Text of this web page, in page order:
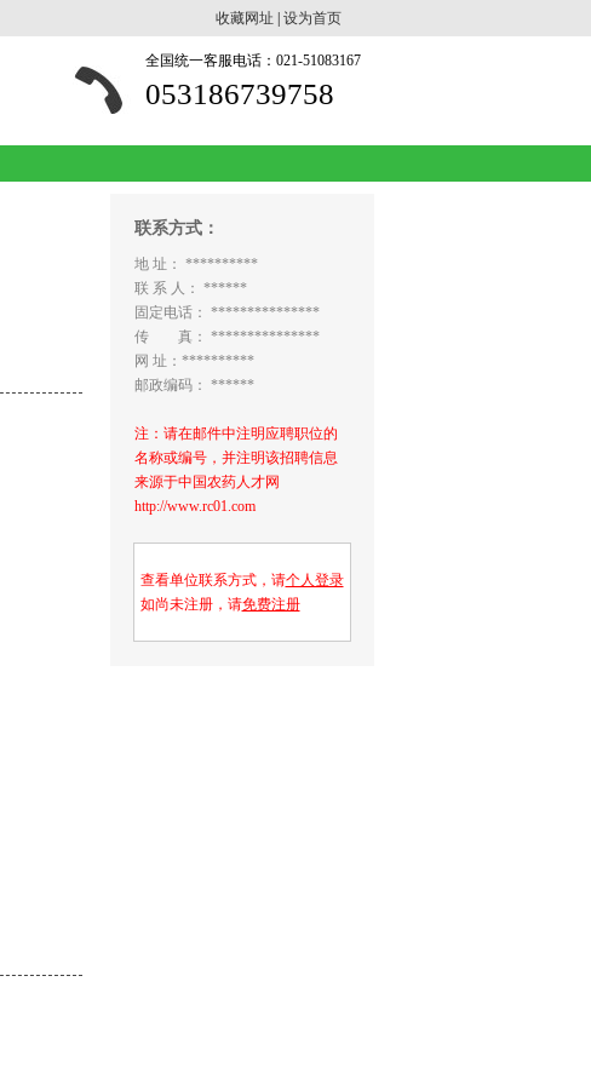
收藏网址 设为首页
全国统一客服电话：021-51083167
053186739758
联系方式：
地 址： **********
联 系 人： ******
固定电话： ***************
传 真： ***************
网 址：**********
邮政编码： ******
注：请在邮件中注明应聘职位的
名称或编号，并注明该招聘信息
来源于中国农药人才网
http://www.rc01.com
查看单位联系方式，请个人登录
如尚未注册，请免费注册